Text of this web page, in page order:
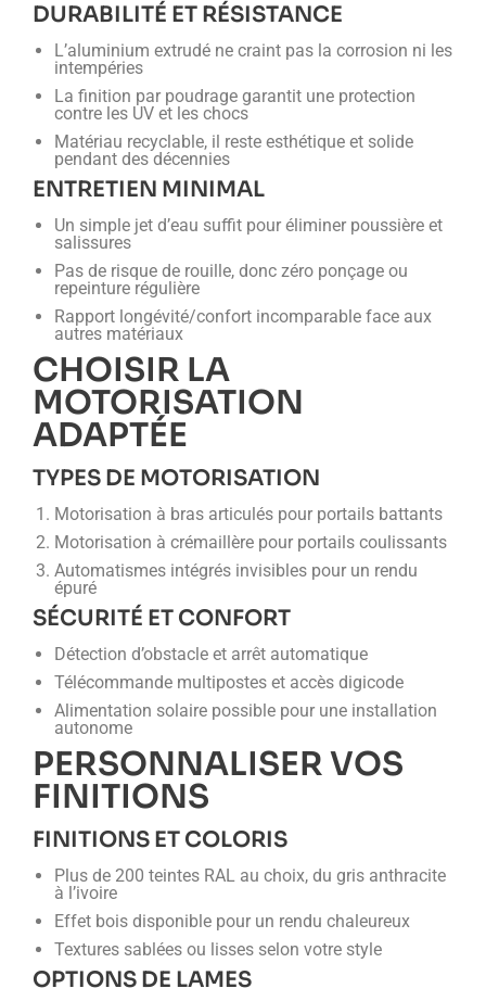
DURABILITÉ ET RÉSISTANCE
L’aluminium extrudé ne craint pas la corrosion ni les
intempéries
La finition par poudrage garantit une protection
contre les UV et les chocs
Matériau recyclable, il reste esthétique et solide
pendant des décennies
ENTRETIEN MINIMAL
Un simple jet d’eau suffit pour éliminer poussière et
salissures
Pas de risque de rouille, donc zéro ponçage ou
repeinture régulière
Rapport longévité/confort incomparable face aux
autres matériaux
CHOISIR LA
MOTORISATION
ADAPTÉE
TYPES DE MOTORISATION
Motorisation à bras articulés pour portails battants
Motorisation à crémaillère pour portails coulissants
Automatismes intégrés invisibles pour un rendu
épuré
SÉCURITÉ ET CONFORT
Détection d’obstacle et arrêt automatique
Télécommande multipostes et accès digicode
Alimentation solaire possible pour une installation
autonome
PERSONNALISER VOS
FINITIONS
FINITIONS ET COLORIS
Plus de 200 teintes RAL au choix, du gris anthracite
à l’ivoire
Effet bois disponible pour un rendu chaleureux
Textures sablées ou lisses selon votre style
OPTIONS DE LAMES